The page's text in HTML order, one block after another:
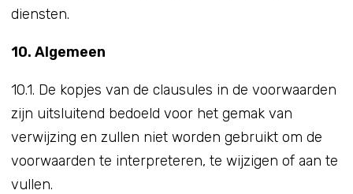
diensten.
10. Algemeen
10.1. De kopjes van de clausules in de voorwaarden
zijn uitsluitend bedoeld voor het gemak van
verwijzing en zullen niet worden gebruikt om de
voorwaarden te interpreteren, te wijzigen of aan te
vullen.